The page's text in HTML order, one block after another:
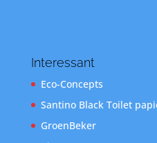
Interessant
Eco-Concepts
Santino Black Toilet
GroenBeker